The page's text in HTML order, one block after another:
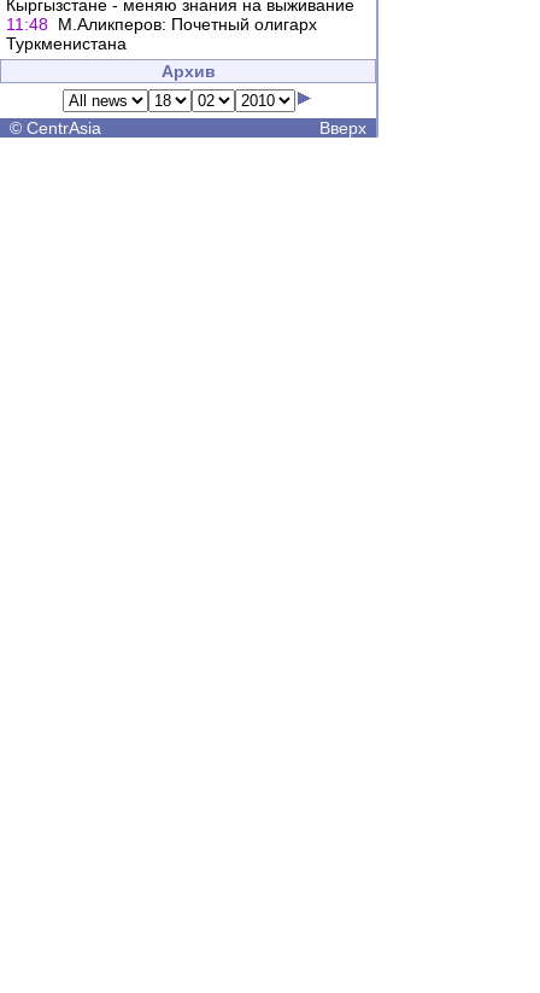
Кыргызстане - меняю знания на выживание
11:48 М.Аликперов: Почетный олигарх
Туркменистана
Архив
© CentrAsia Вверх